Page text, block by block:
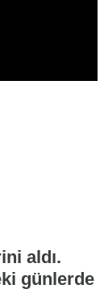
aldı.
günlerde